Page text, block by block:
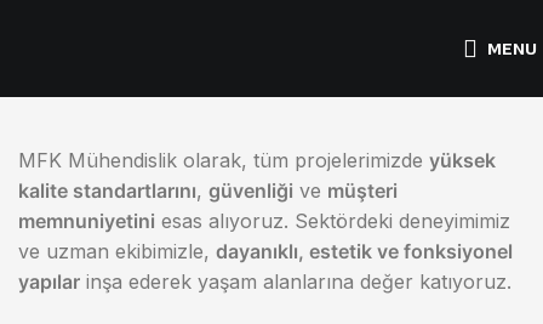
MENU
MFK Mühendislik olarak, tüm projelerimizde yüksek
kalite standartlarını, güvenliği ve müşteri
memnuniyetini esas alıyoruz. Sektördeki deneyimimiz
ve uzman ekibimizle, dayanıklı, estetik ve fonksiyonel
yapılar inşa ederek yaşam alanlarına değer katıyoruz.